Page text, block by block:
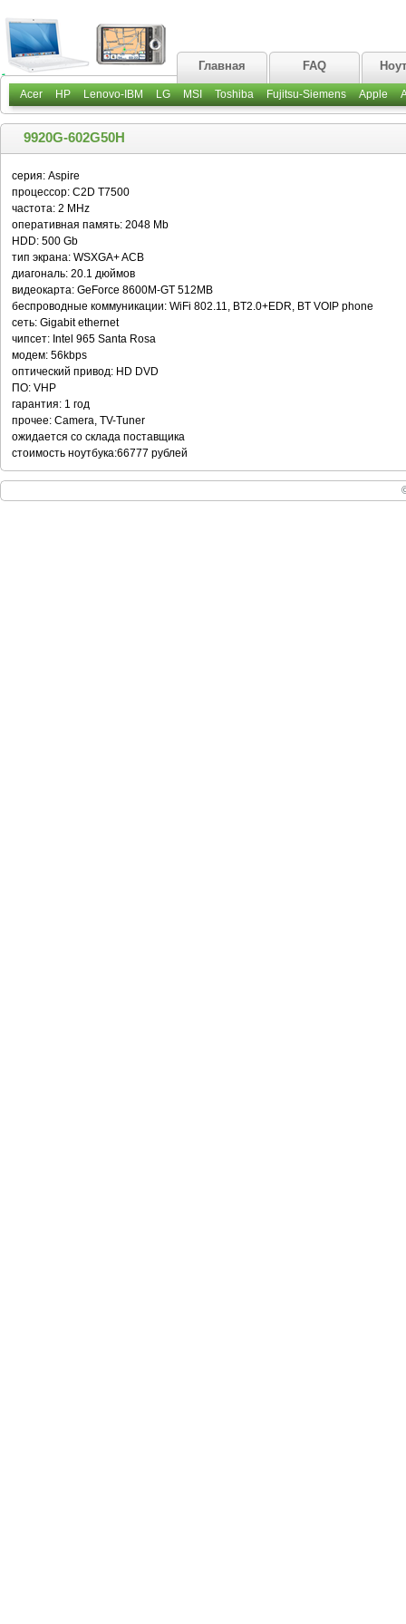
Главная FAQ
Acer HP Lenovo-IBM LG MSI Toshiba Fujitsu-Siemens Apple
9920G-602G50H
серия: Aspire
процессор: C2D T7500
частота: 2 MHz
оперативная память: 2048 Mb
HDD: 500 Gb
тип экрана: WSXGA+ ACB
диагональ: 20.1 дюймов
видеокарта: GeForce 8600M-GT 512MB
беспроводные коммуникации: WiFi 802.11, BT2.0+EDR, BT VOIP phone
сеть: Gigabit ethernet
чипсет: Intel 965 Santa Rosa
модем: 56kbps
оптический привод: HD DVD
ПО: VHP
гарантия: 1 год
прочее: Camera, TV-Tuner
ожидается со склада поставщика
стоимость ноутбука:66777 рублей